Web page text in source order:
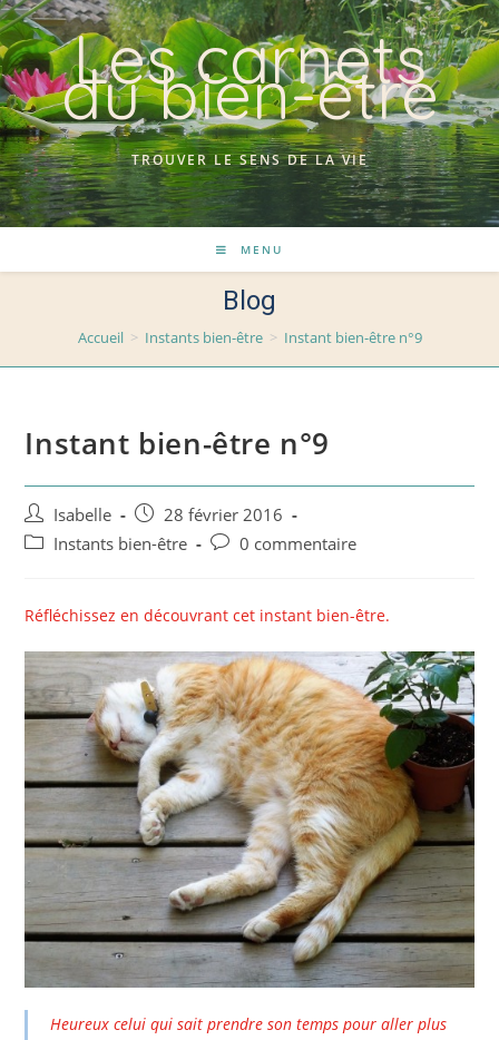
Skip
to
content
Les carnets
du bien-être
TROUVER LE SENS DE LA VIE
MENU
Blog
Accueil > Instants bien-être > Instant bien-être n°9
Instant bien-être n°9
Auteur/autrice
de
Isabelle
Post
published:
28 février 2016
PostInstants bien-être
Post0 commentaire
Réfléchissez en découvrant cet instant bien-être.
Heureux celui qui sait prendre son temps pour aller plus